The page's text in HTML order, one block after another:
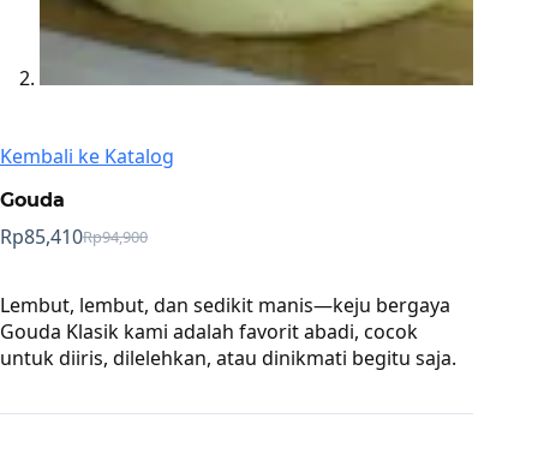
Kembali ke Katalog
Gouda
Rp94,900
Harga
adalah:
Rp94,900.
Rp85,410Harga
ini
adalah:
Rp85,410.
Lembut, lembut, dan sedikit manis—keju bergaya
Gouda Klasik kami adalah favorit abadi, cocok
untuk diiris, dilelehkan, atau dinikmati begitu saja.